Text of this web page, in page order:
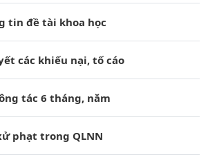
tin đề tài khoa học
các khiếu nại, tố cáo
tác 6 tháng, năm
phạt trong QLNN